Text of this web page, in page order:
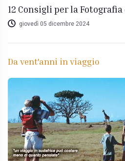
12 Consigli per la
giovedì 05 dicembre 2024
Da vent'anni in viaggio